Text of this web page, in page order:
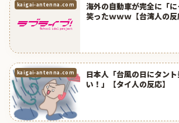
kaigai-antenna.com
海外の自動車が完全に「
笑ったｗｗｗ【台湾人の
kaigai-antenna.com
日本人「台風の日にタン
い！」【タイ人の反応】